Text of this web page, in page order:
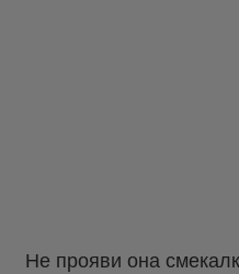
Не прояви она